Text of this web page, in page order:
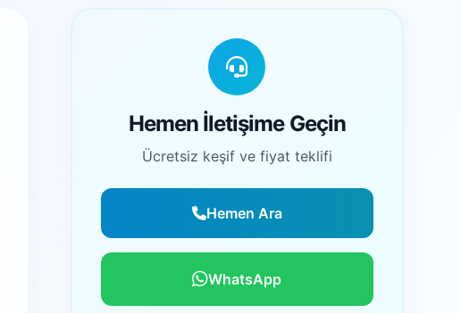
Hemen İletişime Geçin
Ücretsiz keşif ve fiyat teklifi
Hemen Ara
WhatsApp